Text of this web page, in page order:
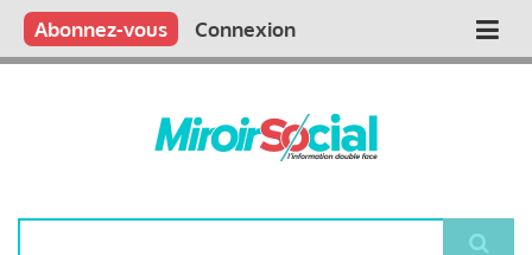
Aller
contenu
Main
Qui sommes nous ?
Vous publiez
Nous publions
Contactez-nous
Abonnez-vous Connexion